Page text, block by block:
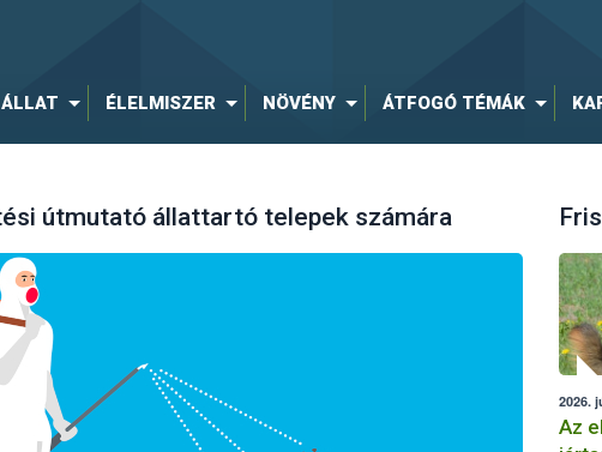
ÁLLAT ÉLELMISZER NÖVÉNY ÁTFOGÓ TÉMÁK
útmutató állattartó telepek számára
2026.
Az